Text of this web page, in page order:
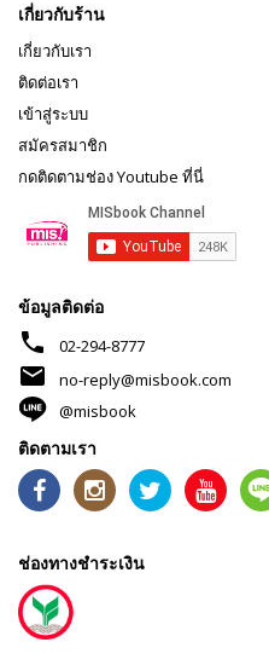
เกี่ยวกับร้าน
เกี่ยวกับเรา
ติดต่อเรา
เข้าสู่ระบบ
สมัครสมาชิก
กดติดตามช่อง Youtube ที่นี่
ข้อมูลติดต่อ
phone 02-294-8777
mail
no-reply@misbook.com
@misbook
ติดตามเรา
ช่องทางชำระเงิน